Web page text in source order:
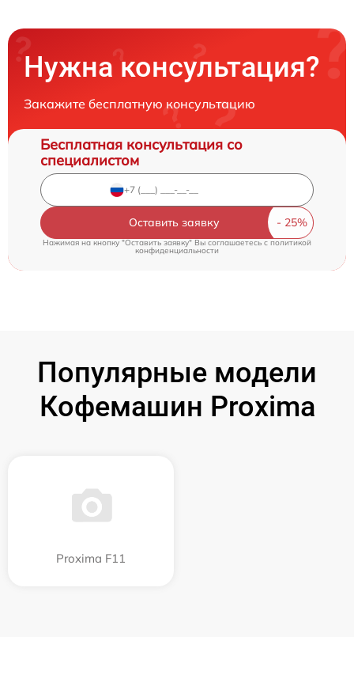
Нужна консультация?
Закажите бесплатную консультацию
Бесплатная консультация со
специалистом
Оставить заявку
Нажимая на кнопку "Оставить заявку" Вы соглашаетесь cполитикой
конфиденциальности
Популярные модели
Кофемашин Proxima
Proxima F11